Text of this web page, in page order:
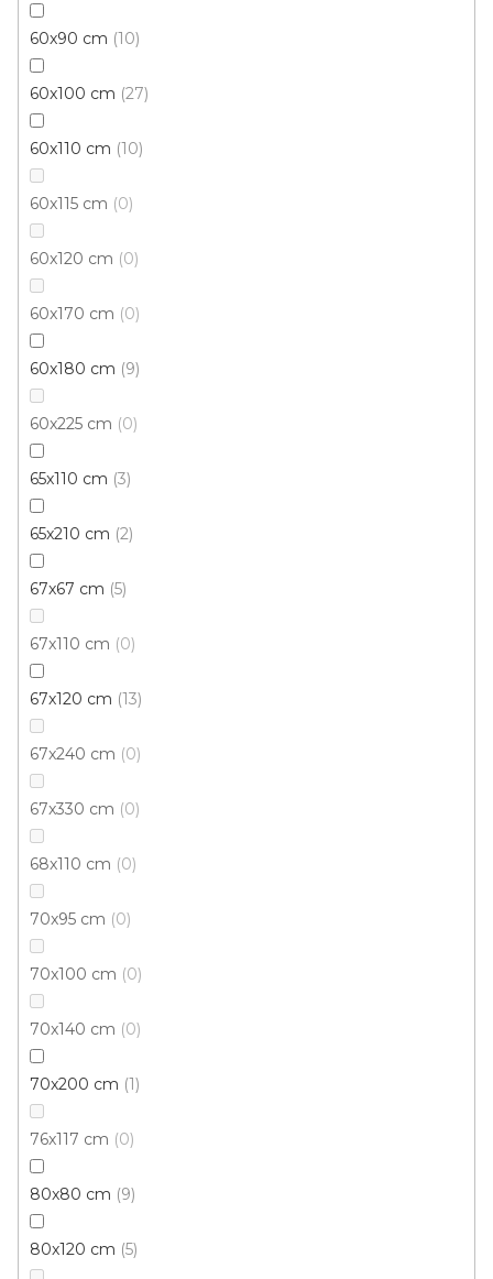
60x90 cm 10
60x100 cm 27
60x110 cm 10
60x115 cm 0
60x120 cm 0
60x170 cm 0
60x180 cm 9
60x225 cm 0
65x110 cm 3
65x210 cm 2
67x67 cm 5
67x110 cm 0
67x120 cm 13
67x240 cm 0
67x330 cm 0
68x110 cm 0
70x95 cm 0
70x100 cm 0
70x140 cm 0
70x200 cm 1
76x117 cm 0
80x80 cm 9
80x120 cm 5
Kusový koberec Berfin ENZO 1200 Platinium
Skladem, ihned k odeslání
8 857 Kč
150x225 cm
Akce
Kusový koberec AURELIUS Grey vintage
Skladem, ihned k odeslání
144 Kč
288 Kč
60x100 cm